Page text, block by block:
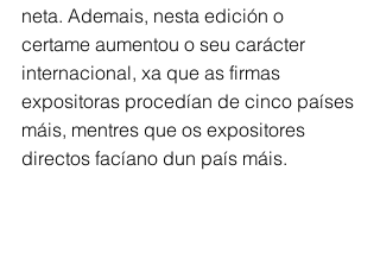
neta. Ademais, nesta edición o
certame aumentou o seu carácter
internacional, xa que as firmas
expositoras procedían de cinco países
máis, mentres que os expositores
directos facíano dun país máis.